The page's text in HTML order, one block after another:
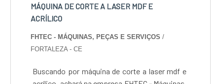
MÁQUINA DE CORTE A LASER MDF E
ACRÍLICO
FHTEC - MÁQUINAS, PEÇAS E SERVIÇOS/
FORTALEZA - CE
Buscando por máquina de corte a laser mdf e